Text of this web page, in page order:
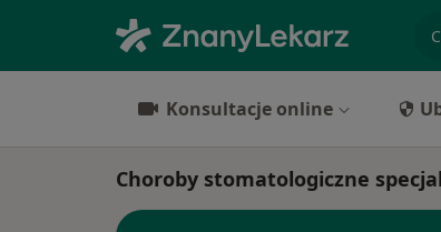
Konsultacje online
Choroby stomatologiczne